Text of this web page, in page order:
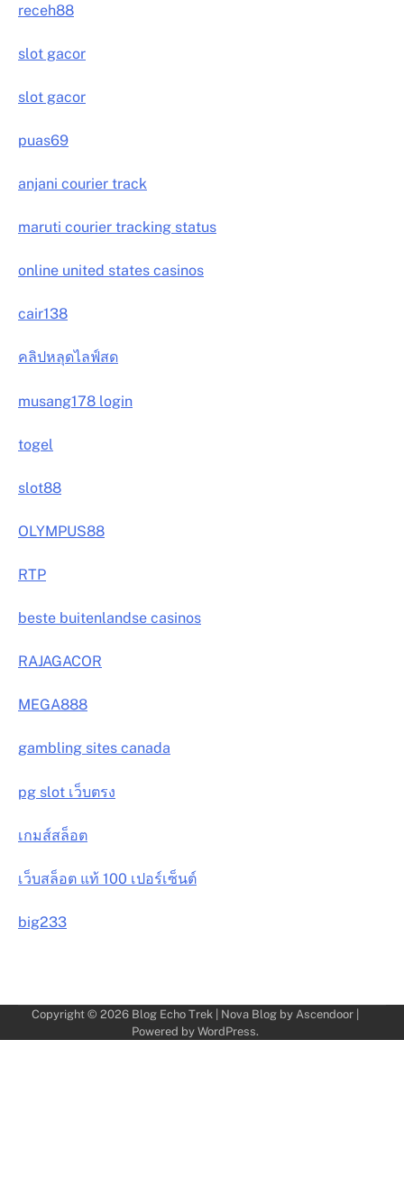
receh88
slot gacor
slot gacor
puas69
anjani courier track
maruti courier tracking status
online united states casinos
cair138
คลิปหลุดไลฟ์สด
musang178 login
togel
slot88
OLYMPUS88
RTP
beste buitenlandse casinos
RAJAGACOR
MEGA888
gambling sites canada
pg slot เว็บตรง
เกมส์สล็อต
เว็บสล็อต แท้ 100 เปอร์เซ็นต์
big233
Copyright © 2026 Blog Echo Trek| Nova Blog by Ascendoor|
Powered by WordPress.